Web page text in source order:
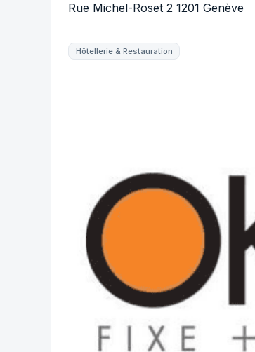
Rue Michel-Roset 2 1201 Genève
Hôtellerie & Restauration